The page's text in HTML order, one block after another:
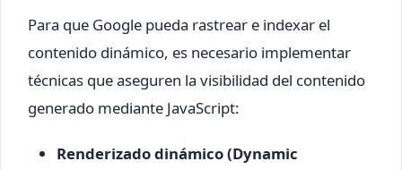
Para que Google pueda rastrear e indexar el
contenido dinámico, es necesario implementar
técnicas que aseguren la visibilidad del contenido
generado mediante JavaScript:
Renderizado dinámico (Dynamic